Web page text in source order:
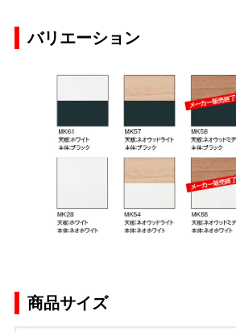
バリエーション
商品サイズ